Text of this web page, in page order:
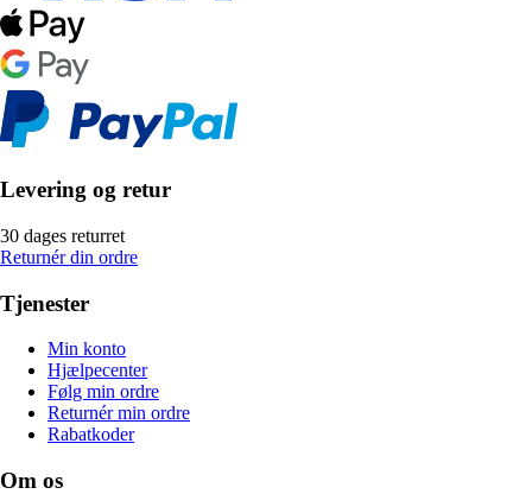
Levering og retur
30 dages returret
Returnér din ordre
Tjenester
Min konto
Hjælpecenter
Følg min ordre
Returnér min ordre
Rabatkoder
Om os